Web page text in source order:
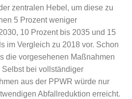
zentralen Hebel, um diese zu
5 Prozent weniger
10 Prozent bis 2035 und 15
im Vergleich zu 2018 vor. Schon
die vorgesehenen Maßnahmen
bei vollständiger
aus der PPWR würde nur
Abfallreduktion erreicht.